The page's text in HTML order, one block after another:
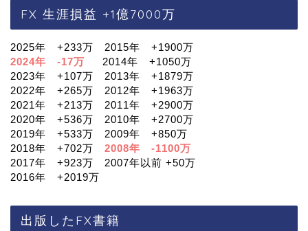
FX 生涯損益 +1億7000万
2025年 +233万 2015年 +1900万
2024年 -17万
2014年 +1050万
2023年 +107万 2013年 +1879万
2022年 +265万 2012年 +1963万
2021年 +213万 2011年 +2900万
2020年 +536万 2010年 +2700万
2019年 +533万 2009年 +850万
2018年 +702万 2008年 -1100万
2017年 +923万 2007年以前 +50万
2016年 +2019万
出版したFX書籍